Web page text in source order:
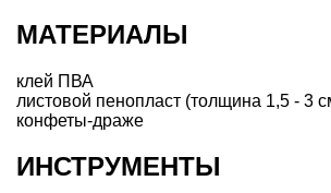
МАТЕРИАЛЫ
клей ПВА
листовой пенопласт (толщина 1,5 - 3
конфеты-драже
ИНСТРУМЕНТЫ